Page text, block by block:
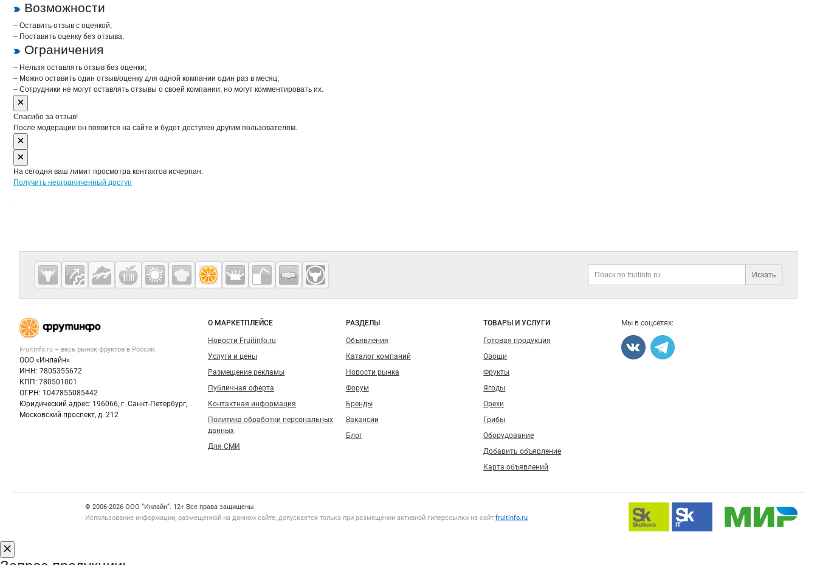
Возможности
– Оставить отзыв с оценкой;
– Поставить оценку без отзыва.
Ограничения
– Нельзя оставлять отзыв без оценки;
– Можно оставить один отзыв/оценку для одной компании один раз в месяц;
– Сотрудники не могут оставлять отзывы о своей компании, но могут комментировать их.
Спасибо за отзыв!
После модерации он появится на сайте и будет доступен другим пользователям.
На сегодня ваш лимит просмотра контактов исчерпан.
Получить неограниченный доступ
Дополнительная информация
Искать
Cсылки на полезные проекты
Fruitinfo.ru
— рынок
фруктов
Важные разделы и контакты
Fruitinfo.ru – весь рынок фруктов в России.
ООО «Инлайн»
ИНН: 7805355672
КПП: 780501001
ОГРН: 1047855085442
Юридический адрес: 196066, г. Санкт-Петербург,
Московский проспект, д. 212
Навигация по сайту
О МАРКЕТПЛЕЙСЕ
Новости Fruitinfo.ru
Услуги и цены
Размещение рекламы
Публичная оферта
Контактная информация
Политика обработки персональных
данных
Для СМИ
РАЗДЕЛЫ
Объявления
Каталог компаний
Новости рынка
Форум
Бренды
Вакансии
Блог
ТОВАРЫ И УСЛУГИ
Готовая продукция
Овощи
Фрукты
Ягоды
Орехи
Грибы
Оборудование
Добавить объявление
Карта объявлений
Мы в соцсетях:
Счетчики, авторское право, логотипы
© 2006‑2026 ООО “Инлайн”. 12+ Все права защищены.
Использование информации, размещенной на данном сайте, допускается только при размещении активной гиперссылки на сайт fruitinfo.ru